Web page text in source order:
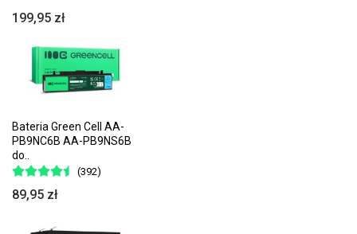
199,95 zł
Bateria Green Cell AA-
PB9NC6B AA-PB9NS6B
do..
(392)
89,95 zł